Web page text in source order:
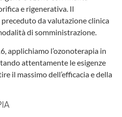
e rigenerativa. Il
da valutazione clinica
di somministrazione.
applichiamo l’ozonoterapia in
attentamente le esigenze
il massimo dell’efficacia e della